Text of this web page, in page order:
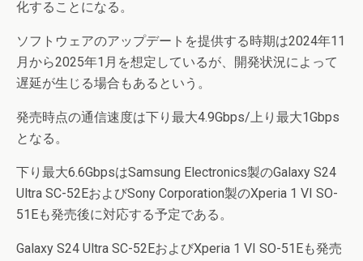
化することになる。
ソフトウェアのアップデートを提供する時期は2024年11
月から2025年1月を想定しているが、開発状況によって
遅延が生じる場合もあるという。
発売時点の通信速度は下り最大4.9Gbps/上り最大1Gbps
となる。
下り最大6.6GbpsはSamsung Electronics製のGalaxy S24
Ultra SC-52EおよびSony Corporation製のXperia 1 VI SO-
51Eも発売後に対応する予定である。
Galaxy S24 Ultra SC-52EおよびXperia 1 VI SO-51Eも発売